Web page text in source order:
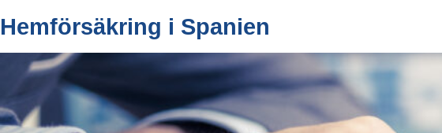
Hemförsäkring i Spanien